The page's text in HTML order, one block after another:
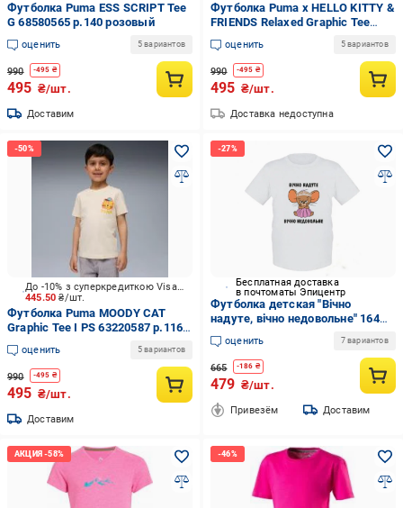
Футболка Puma ESS SCRIPT Tee
G 68580565 р.140 розовый
оценить 5 вариантов
990 -495 ₴
495 ₴/шт.
Доставим
Футболка Puma x HELLO KITTY &
FRIENDS Relaxed Graphic Tee
63006218 р.110 розовый
оценить 5 вариантов
990 -495 ₴
495 ₴/шт.
Доставка недоступна
445.50₴/шт.
До -10% з суперкредиткою Visa Вигода
Футболка Puma MOODY CAT
Graphic Tee I PS 63220587 р.116
бежевый
оценить 5 вариантов
990 -495 ₴
495 ₴/шт.
Доставим
Бесплатная доставка
в почтоматы Эпицентр
Футболка детская "Вічно
надуте, вічно недовольне" 164
см Белый (19270345-1-210844-
XL)оценить 7 вариантов
665 -186 ₴
479 ₴/шт.
Привезём Доставим